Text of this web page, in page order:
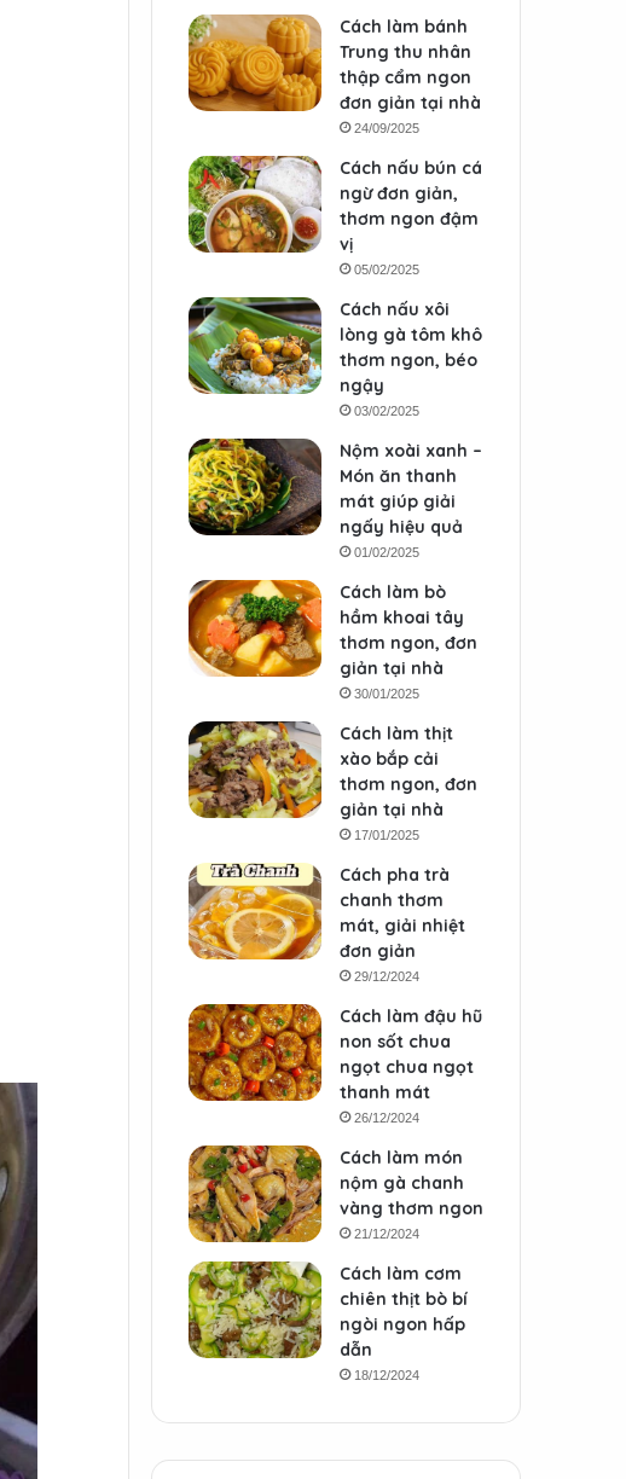
Cách làm bánh
Trung thu nhân
thập cẩm ngon
đơn giản tại nhà
24/09/2025
Cách nấu bún cá
ngừ đơn giản,
thơm ngon đậm
vị
05/02/2025
Cách nấu xôi
lòng gà tôm khô
thơm ngon, béo
ngậy
03/02/2025
Nộm xoài xanh –
Món ăn thanh
mát giúp giải
ngấy hiệu quả
01/02/2025
Cách làm bò
hầm khoai tây
thơm ngon, đơn
giản tại nhà
30/01/2025
Cách làm thịt
xào bắp cải
thơm ngon, đơn
giản tại nhà
17/01/2025
Cách pha trà
chanh thơm
mát, giải nhiệt
đơn giản
29/12/2024
Cách làm đậu hũ
non sốt chua
ngọt chua ngọt
thanh mát
26/12/2024
Cách làm món
nộm gà chanh
vàng thơm ngon
21/12/2024
Cách làm cơm
chiên thịt bò bí
ngòi ngon hấp
dẫn
18/12/2024